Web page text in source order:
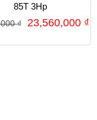
85T 3Hp
₫ 23,560,000 ₫